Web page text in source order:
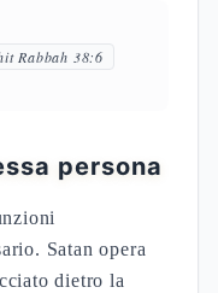
Rabbah 38:6
persona
Satan opera
dietro la